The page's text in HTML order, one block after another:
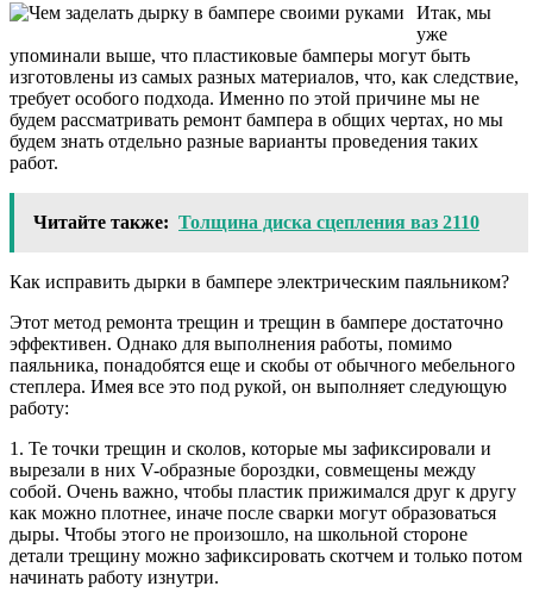
Итак, мы
уже
упоминали выше, что пластиковые бамперы могут быть
изготовлены из самых разных материалов, что, как следствие,
требует особого подхода. Именно по этой причине мы не
будем рассматривать ремонт бампера в общих чертах, но мы
будем знать отдельно разные варианты проведения таких
работ.
Читайте также: Толщина диска сцепления ваз 2110
Как исправить дырки в бампере электрическим паяльником?
Этот метод ремонта трещин и трещин в бампере достаточно
эффективен. Однако для выполнения работы, помимо
паяльника, понадобятся еще и скобы от обычного мебельного
степлера. Имея все это под рукой, он выполняет следующую
работу:
1. Те ​​точки трещин и сколов, которые мы зафиксировали и
вырезали в них V-образные бороздки, совмещены между
собой. Очень важно, чтобы пластик прижимался друг к другу
как можно плотнее, иначе после сварки могут образоваться
дыры. Чтобы этого не произошло, на школьной стороне
детали трещину можно зафиксировать скотчем и только потом
начинать работу изнутри.